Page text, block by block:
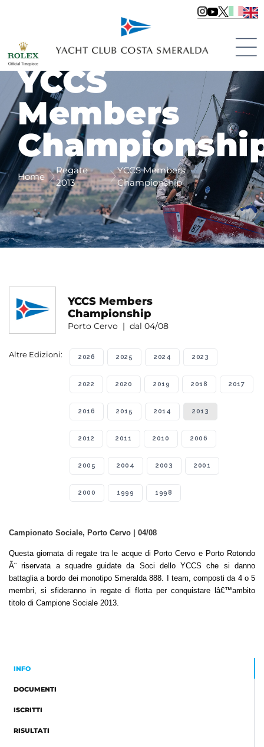
YCCS
Members
Home
Regate
2013
YCCS Members
Championship
YCCS Members
Championship
Porto Cervo | dal 04/08
Altre Edizioni: 2026 2025 2024 2023
2022 2020 2019 2018 2017
2016 2015 2014 2013
2012 2011 2010 2006
2005 2004 2003 2001
2000 1999 1998
Campionato Sociale, Porto Cervo | 04/08
Questa giornata di regate tra le acque di Porto Cervo e Porto Rotondo
Ã¨ riservata a squadre guidate da Soci dello YCCS che si danno
battaglia a bordo dei monotipo Smeralda 888. I team, composti da 4 o 5
membri, si sfideranno in regate di flotta per conquistare lâ€™ambito
titolo di Campione Sociale 2013.
INFO
DOCUMENTI
ISCRITTI
RISULTATI